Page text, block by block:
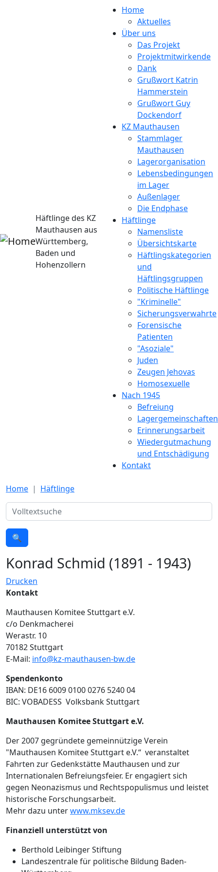
Häftlinge des KZ
Mauthausen aus
Württemberg,
Baden und
Hohenzollern
Home
Aktuelles
Über uns
Das Projekt
Projektmitwirkende
Dank
Grußwort Katrin
Hammerstein
Grußwort Guy
Dockendorf
KZ Mauthausen
Stammlager
Mauthausen
Lagerorganisation
Lebensbedingungen
im Lager
Außenlager
Die Endphase
Häftlinge
Namensliste
Übersichtskarte
Häftlingskategorien
und
Häftlingsgruppen
Politische Häftlinge
"Kriminelle"
Sicherungsverwahrte
Forensische
Patienten
"Asoziale"
Juden
Zeugen Jehovas
Homosexuelle
Nach 1945
Befreiung
Lagergemeinschaften
Erinnerungsarbeit
Wiedergutmachung
und Entschädigung
Kontakt
Home
Häftlinge
Suche
🔍
Konrad Schmid (1891 - 1943)
Drucken
Kontakt
Mauthausen Komitee Stuttgart e.V.
c/o Denkmacherei
Werastr. 10
70182 Stuttgart
E-Mail: info@kz-mauthausen-bw.de
Spendenkonto
IBAN: DE16 6009 0100 0276 5240 04
BIC: VOBADESS Volksbank Stuttgart
Mauthausen Komitee Stuttgart e.V.
Der 2007 gegründete gemeinnützige Verein
"Mauthausen Komitee Stuttgart e.V.“ veranstaltet
Fahrten zur Gedenkstätte Mauthausen und zur
Internationalen Befreiungsfeier. Er engagiert sich
gegen Neonazismus und Rechtspopulismus und leistet
historische Forschungsarbeit.
Mehr dazu unterwww.mksev.de
Finanziell unterstützt von
Berthold Leibinger Stiftung
Landeszentrale für politische Bildung Baden-